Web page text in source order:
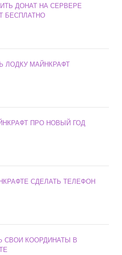
ДОНАТ НА СЕРВЕРЕ
БЕСПЛАТНО
ЛОДКУ МАЙНКРАФТ
ПРО НОВЫЙ ГОД
СДЕЛАТЬ ТЕЛЕФОН
СВОИ КООРДИНАТЫ В